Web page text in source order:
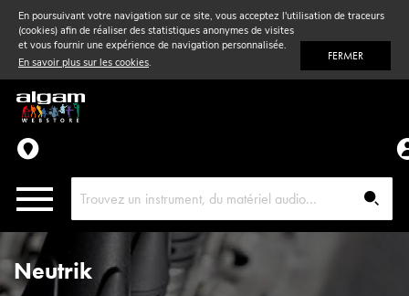
En poursuivant votre navigation sur ce site, vous acceptez l'utilisation de traceurs
(cookies) afin de réaliser des statistiques anonymes de visites
et vous fournir une expérience de navigation personnalisée.
En savoir plus sur les cookies. FERMER
Vent& Violon
Accessoires
Pièces détachées
Neutrik